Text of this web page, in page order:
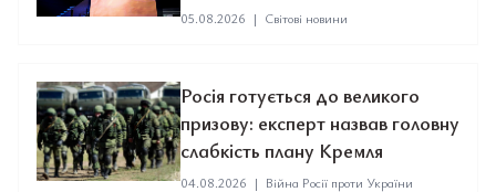
05.08.2026 | Світові новини
Росія готується до великого
призову: експерт назвав головну
слабкість плану Кремля
04.08.2026 | Війна Росії проти України